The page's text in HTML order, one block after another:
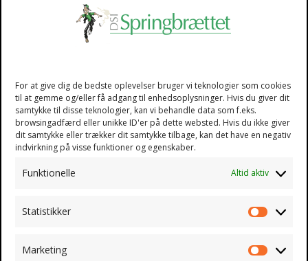
For at give dig de bedste oplevelser bruger vi teknologier som cookies
til at gemme og/eller få adgang til enhedsoplysninger. Hvis du giver dit
samtykke til disse teknologier, kan vi behandle data som f.eks.
browsingadfærd eller unikke ID'er på dette websted. Hvis du ikke giver
dit samtykke eller trækker dit samtykke tilbage, kan det have en negativ
indvirkning på visse funktioner og egenskaber.
Funktionelle Altid aktiv
Statistikker
Marketing
DSI Springbrættet fejrer 10 års
jubilæum
markedsføring cookies og